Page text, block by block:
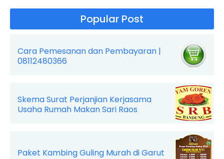
Popular Post
Cara Pemesanan dan Pembayaran |
08112480366
Skema Surat Perjanjian Kerjasama
Usaha Rumah Makan Sari Raos
Paket Kambing Guling Murah di Garut